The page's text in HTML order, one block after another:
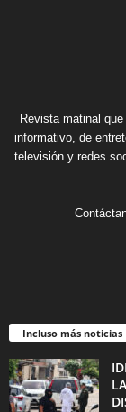
Revista matinal
informativo, de
televisión y redes
Incluso más noticias